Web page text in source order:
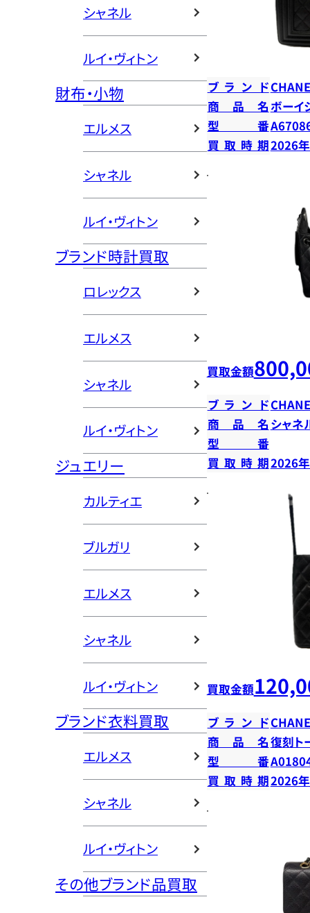
シャネル
ルイ・ヴィトン
財布・小物
エルメス
シャネル
ルイ・ヴィトン
ブランド時計買取
ロレックス
エルメス
シャネル
ルイ・ヴィトン
ジュエリー
カルティエ
ブルガリ
エルメス
シャネル
ルイ・ヴィトン
ブランド衣料買取
エルメス
シャネル
ルイ・ヴィトン
その他ブランド品買取
ブランド
商品名ボーイ
型番
買取時期2026
買取金額
ブランド
商品名 シャネ
型番
買取時期2026
買取金額
ブランド
商品名復刻ト
型番
買取時期2026